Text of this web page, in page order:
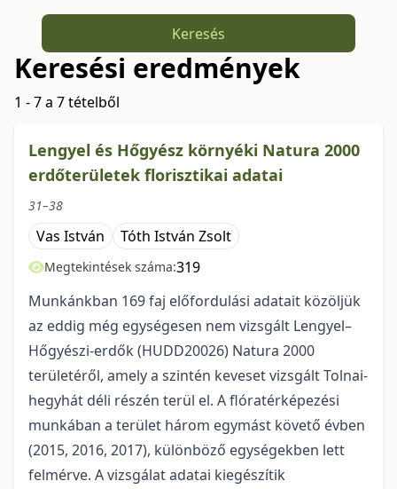
Keresés
Keresési eredmények
1 - 7 a 7 tételből
Lengyel és Hőgyész környéki Natura 2000
erdőterületek florisztikai adatai
31–38
Vas István Tóth István Zsolt
Megtekintések száma:319
Munkánkban 169 faj előfordulási adatait közöljük
az eddig még egységesen nem vizsgált Lengyel–
Hőgyészi-erdők (HUDD20026) Natura 2000
területéről, amely a szintén keveset vizsgált Tolnai-
hegyhát déli részén terül el. A flóratérképezési
munkában a terület három egymást követő évben
(2015, 2016, 2017), különböző egységekben lett
felmérve. A vizsgálat adatai kiegészítik